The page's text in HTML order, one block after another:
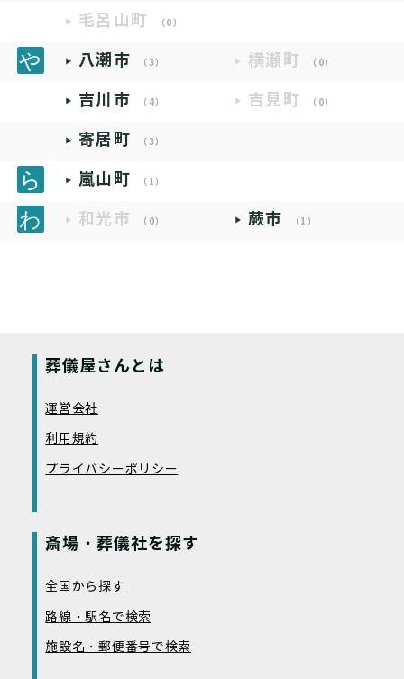
毛呂山町 （0）
八潮市 （3） 横瀬町 （0）
吉川市 （4） 吉見町 （0）
寄居町 （3）
嵐山町 （1）
和光市 （0） 蕨市 （1）
葬儀屋さんとは
運営会社
利用規約
プライバシーポリシー
斎場・葬儀社を探す
全国から探す
路線・駅名で検索
施設名・郵便番号で検索